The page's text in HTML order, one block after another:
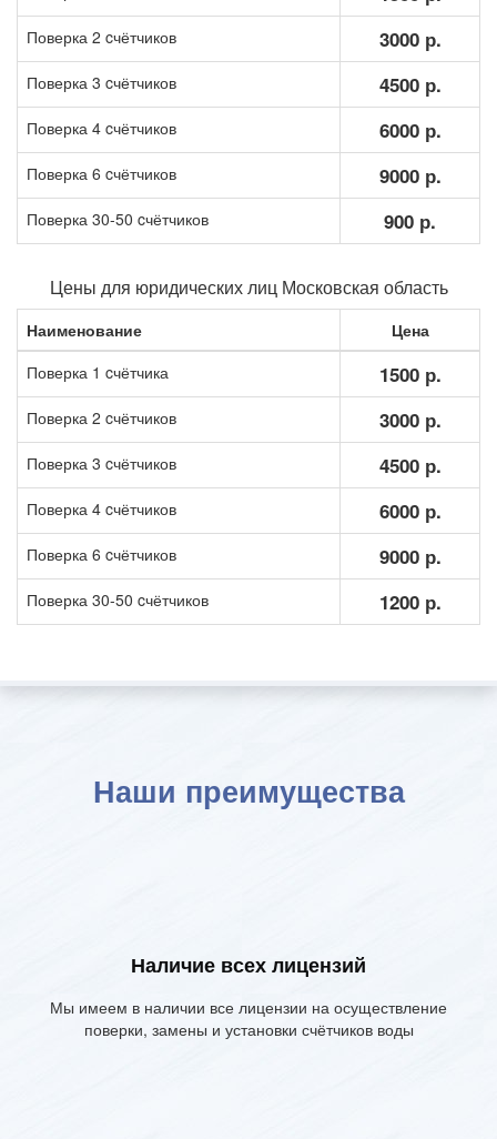
Поверка 2 cчётчиков 3000 р.
Поверка 3 cчётчиков 4500 р.
Поверка 4 cчётчиков 6000 р.
Поверка 6 cчётчиков 9000 р.
Поверка 30-50 cчётчиков 900 р.
Цены для юридических лиц Московская область
Наименование
Цена
Поверка 1 cчётчика
1500 р.
Поверка 2 cчётчиков 3000 р.
Поверка 3 cчётчиков 4500 р.
Поверка 4 cчётчиков 6000 р.
Поверка 6 cчётчиков 9000 р.
Поверка 30-50 cчётчиков 1200 р.
Наши преимущества
Наличие всех лицензий
Мы имеем в наличии все лицензии на осуществление
поверки, замены и установки счётчиков воды